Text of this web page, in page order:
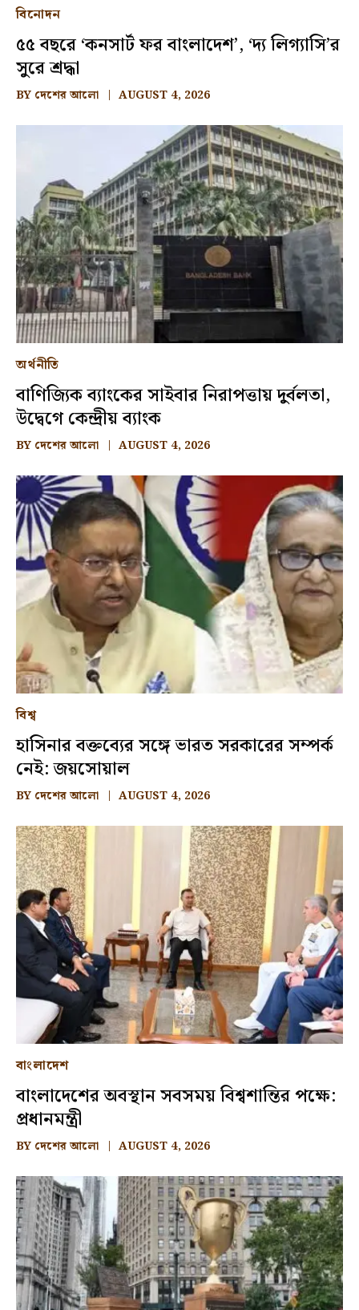
বিনোদন
৫৫ বছরে ‘কনসার্ট ফর বাংলাদেশ’, ‘দ্য লিগ্যাসি’র
সুরে শ্রদ্ধা
BY দেশের আলো AUGUST 4, 2026
অর্থনীতি
বাণিজ্যিক ব্যাংকের সাইবার নিরাপত্তায় দুর্বলতা,
উদ্বেগে কেন্দ্রীয় ব্যাংক
BY দেশের আলো AUGUST 4, 2026
বিশ্ব
হাসিনার বক্তব্যের সঙ্গে ভারত সরকারের সম্পর্ক
নেই: জয়সোয়াল
BY দেশের আলো AUGUST 4, 2026
বাংলাদেশ
বাংলাদেশের অবস্থান সবসময় বিশ্বশান্তির পক্ষে:
প্রধানমন্ত্রী
BY দেশের আলো AUGUST 4, 2026